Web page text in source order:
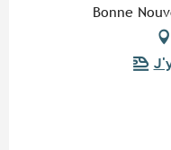
Bonne